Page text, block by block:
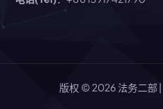
版权 © 2026 法务二部 |